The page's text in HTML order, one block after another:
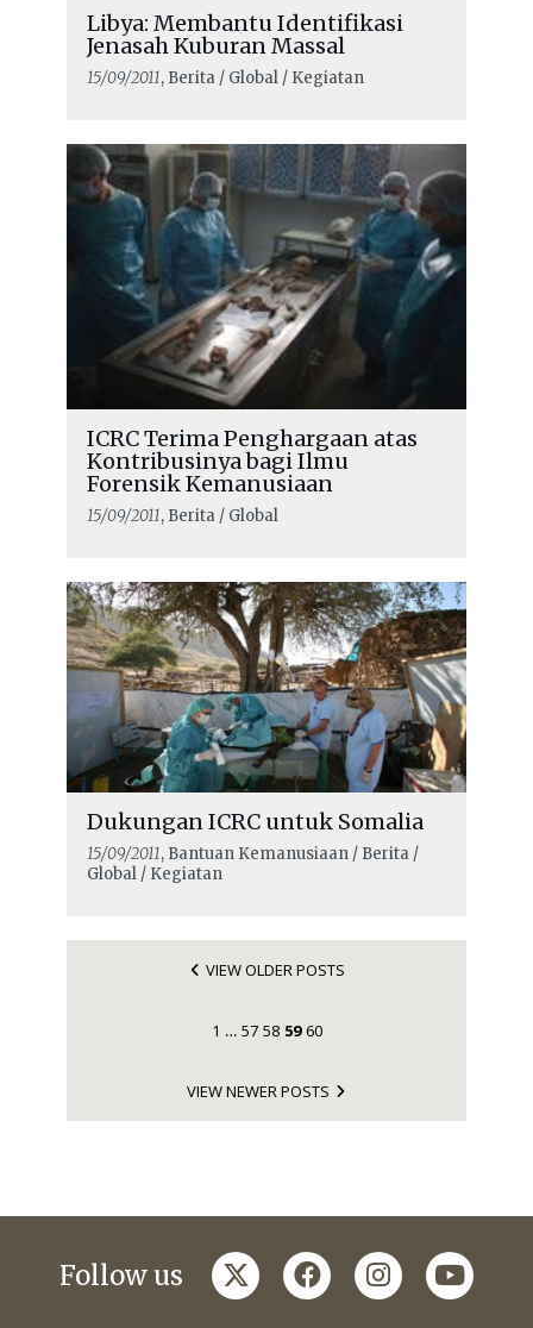
Libya: Membantu Identifikasi
Jenasah Kuburan Massal
15/09/2011, Berita / Global / Kegiatan
ICRC Terima Penghargaan atas
Kontribusinya bagi Ilmu
Forensik Kemanusiaan
15/09/2011, Berita / Global
Dukungan ICRC untuk Somalia
15/09/2011, Bantuan Kemanusiaan / Berita /
Global / Kegiatan
VIEW OLDER POSTS
1 … 57 58 59 60
VIEW NEWER POSTS
Follow us twitterfacebookinstagramyoutube